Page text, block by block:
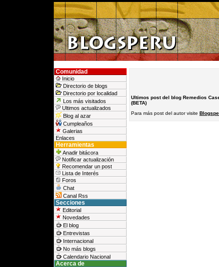
Comunidad
Inicio
Directorio de blogs
Directorio por localidad
Los más visitados
Ultimos actualizados
Blog al azar
Cumpleaños
Galerias
Enlaces
Herramientas
Anadir bitácora
Notificar actualización
Recomendar un post
Lista de Interés
Foros
Chat
Canal Rss
Secciones
Editorial
Novedades
El blog
Entrevistas
Internacional
No más blogs
Calendario Nacional
Acerca de
Ultimos post del blog Remedios
(BETA)
Para más post del autor visite